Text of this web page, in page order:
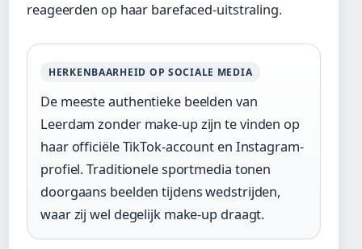
reageerden op haar barefaced-uitstraling.
HERKENBAARHEID OP SOCIALE MEDIA
De meeste authentieke beelden van
Leerdam zonder make-up zijn te vinden op
haar officiële TikTok-account en Instagram-
profiel. Traditionele sportmedia tonen
doorgaans beelden tijdens wedstrijden,
waar zij wel degelijk make-up draagt.